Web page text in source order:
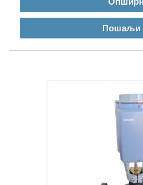
Пошаљи